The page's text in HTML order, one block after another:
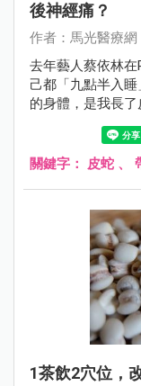
後神經痛？
作者：馬光醫療網
去年藝人蔡依林在
己都「九點半入
的身體，是我長
力下降，之前幾
的身體不能這樣搞
關鍵字： 皮蛇 、
1茶飲2穴位，